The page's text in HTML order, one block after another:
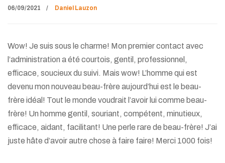
06/09/2021 Daniel Lauzon
Wow! Je suis sous le charme! Mon premier contact avec
l’administration a été courtois, gentil, professionnel,
efficace, soucieux du suivi. Mais wow! L’homme qui est
devenu mon nouveau beau-frère aujourd’hui est le beau-
frère idéal! Tout le monde voudrait l’avoir lui comme beau-
frère! Un homme gentil, souriant, compétent, minutieux,
efficace, aidant, facilitant! Une perle rare de beau-frère! J’ai
juste hâte d’avoir autre chose à faire faire! Merci 1000 fois!